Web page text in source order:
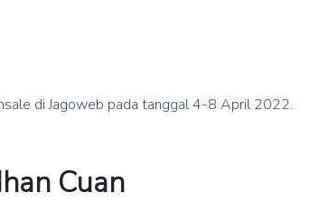
di Jagoweb pada tanggal 4-8 April 2022.
Cuan